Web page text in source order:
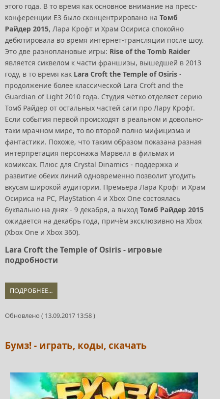
этого года. В то время как основное внимание на пресс-
конференции E3 было сконцентрировано на Томб
Райдер 2015, Лара Крофт и Храм Осириса спокойно
дебютировала во время интернет-трансляции после шоу.
Это две разноплановые игры: Rise of the Tomb Raider
является сиквелом к части франшизы, вышедшей в 2013
году, в то время как Lara Croft the Temple of Osiris -
продолжение более классической Lara Croft and the
Guardian of Light 2010 года. Студия чётко отделяет серию
Томб Райдер от остальных частей саги про Лару Крофт.
Если события первой происходят в реальном и довольно-
таки мрачном мире, то во второй полно мифицизма и
фантастики. Похоже, что таким образом показана разная
интерпретация персонажа Марвелл в фильмах и
комиксах. Плюс для Crystal Dinamics - поддержка и
развитие обеих линий одновременно позволит угодить
вкусам широкой аудитории. Премьера Лара Крофт и Храм
Осириса на PC, PlayStation 4 и Xbox One состоялась
буквально на днях - 9 декабря, а выход Томб Райдер 2015
ожидается на декабрь года, причём эксклюзивно на Xbox
(Xbox One и Xbox 360).
Lara Croft the Temple of Osiris - игровые
подробности
ПОДРОБНЕЕ...
Обновлено ( 13.09.2017 13:58 )
Бумз! - играть, коды, скачать